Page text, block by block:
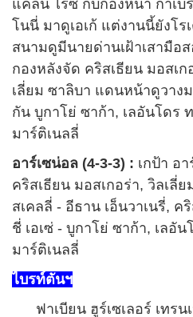
แคลน ไรซ์ กับกองหน้า กาเบ
โนนี่ มาดูเอเก้ แต่งานนี้ยังโ
สนามดูมีนายด่านเฝ้าเสามือ
กองหลังจัด คริสเธียน มอสเก
เลี่ยม ซาลิบา แดนหน้าดูวาง
กัน บูกาโย่ ซาก้า, เลอันโดร
มาร์ติเนลลี่
อาร์เซน่อล (4-3-3) : เกป้า อ
คริสเธียน มอสเกอร่า, วิลเลี่
สเคลลี่ - อีธาน เอ็นวาเนรี่, ค
ชี่ เอเซ่ - บูกาโย่ ซาก้า, เลอั
มาร์ติเนลลี่
ไบรท์ตันฯ
ฟาเบียน ฮูร์เซเลอร์ เทร